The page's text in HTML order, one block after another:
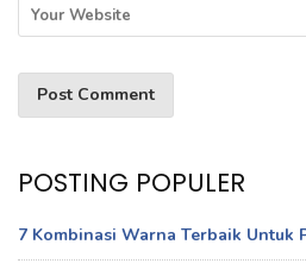
POSTING POPULER
7 Kombinasi Warna Terbaik Untuk